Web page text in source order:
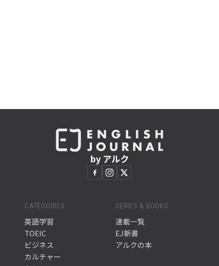
by アルク
CATEGORIES
英語学習
TOEIC
ビジネス
カルチャー
SERIES & BOOKS
連載一覧
EJ新書
アルクの本